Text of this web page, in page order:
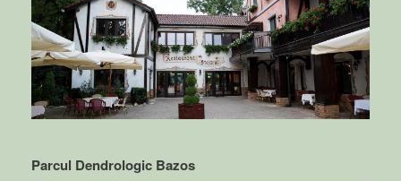
Parcul Dendrologic Bazos